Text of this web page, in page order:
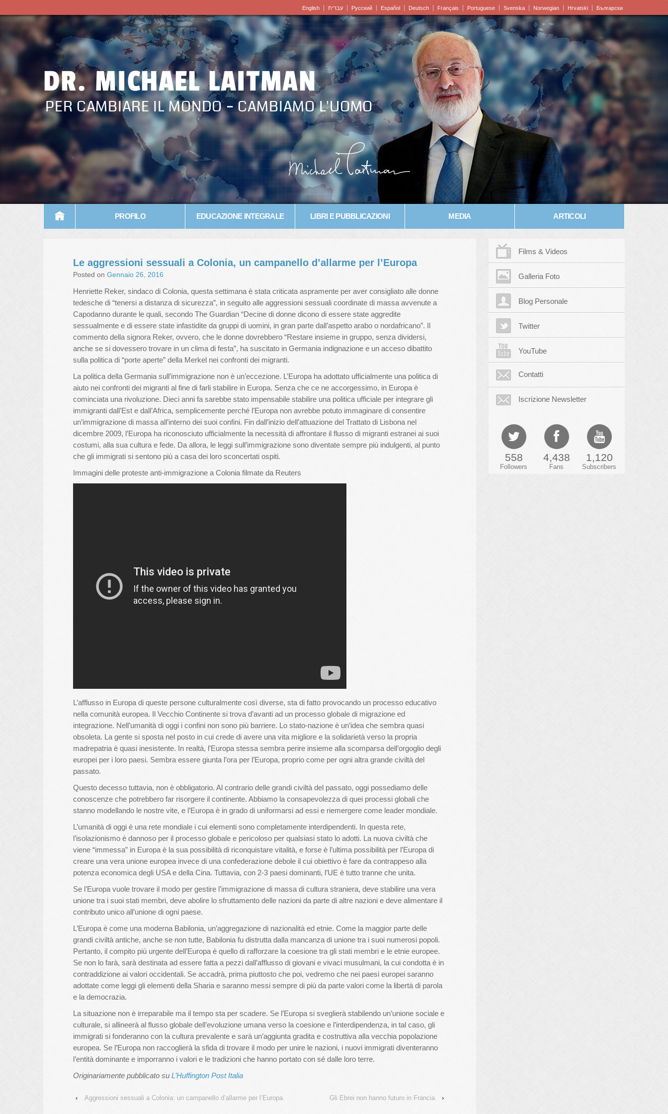
English עברית Pусский Español Deutsch Français Portuguese Svenska Norwegian Hrvatski Български
DR. MICHAEL LAITMAN
PER CAMBIARE IL MONDO – CAMBIAMO L'UOMO
PROFILO EDUCAZIONE INTEGRALE LIBRI E PUBBLICAZIONI MEDIA ARTICOLI
Le aggressioni sessuali a Colonia, un campanello d’allarme per l’Europa
Posted on Gennaio 26, 2016
Henriette Reker, sindaco di Colonia, questa settimana è stata criticata aspramente per aver consigliato alle donne
tedesche di “tenersi a distanza di sicurezza”, in seguito alle aggressioni sessuali coordinate di massa avvenute a
Capodanno durante le quali, secondo The Guardian “Decine di donne dicono di essere state aggredite
sessualmente e di essere state infastidite da gruppi di uomini, in gran parte dall’aspetto arabo o nordafricano”. Il
commento della signora Reker, ovvero, che le donne dovrebbero “Restare insieme in gruppo, senza dividersi,
anche se si dovessero trovare in un clima di festa”, ha suscitato in Germania indignazione e un acceso dibattito
sulla politica di “porte aperte” della Merkel nei confronti dei migranti.
La politica della Germania sull’immigrazione non è un’eccezione. L’Europa ha adottato ufficialmente una politica di
aiuto nei confronti dei migranti al fine di farli stabilire in Europa. Senza che ce ne accorgessimo, in Europa è
cominciata una rivoluzione. Dieci anni fa sarebbe stato impensabile stabilire una politica ufficiale per integrare gli
immigranti dall’Est e dall’Africa, semplicemente perché l’Europa non avrebbe potuto immaginare di consentire
un’immigrazione di massa all’interno dei suoi confini. Fin dall’inizio dell’attuazione del Trattato di Lisbona nel
dicembre 2009, l’Europa ha riconosciuto ufficialmente la necessità di affrontare il flusso di migranti estranei ai suoi
costumi, alla sua cultura e fede. Da allora, le leggi sull’immigrazione sono diventate sempre più indulgenti, al punto
che gli immigrati si sentono più a casa dei loro sconcertati ospiti.
Immagini delle proteste anti-immigrazione a Colonia filmate da Reuters
L’afflusso in Europa di queste persone culturalmente così diverse, sta di fatto provocando un processo educativo
nella comunità europea. Il Vecchio Continente si trova d’avanti ad un processo globale di migrazione ed
integrazione. Nell’umanità di oggi i confini non sono più barriere. Lo stato-nazione è un’idea che sembra quasi
obsoleta. La gente si sposta nel posto in cui crede di avere una vita migliore e la solidarietà verso la propria
madrepatria è quasi inesistente. In realtà, l’Europa stessa sembra perire insieme alla scomparsa dell’orgoglio degli
europei per i loro paesi. Sembra essere giunta l’ora per l’Europa, proprio come per ogni altra grande civiltà del
passato.
Questo decesso tuttavia, non è obbligatorio. Al contrario delle grandi civiltà del passato, oggi possediamo delle
conoscenze che potrebbero far risorgere il continente. Abbiamo la consapevolezza di quei processi globali che
stanno modellando le nostre vite, e l’Europa è in grado di uniformarsi ad essi e riemergere come leader mondiale.
L’umanità di oggi è una rete mondiale i cui elementi sono completamente interdipendenti. In questa rete,
l’isolazionismo è dannoso per il processo globale e pericoloso per qualsiasi stato lo adotti. La nuova civiltà che
viene “immessa” in Europa è la sua possibilità di riconquistare vitalità, e forse è l’ultima possibilità per l’Europa di
creare una vera unione europea invece di una confederazione debole il cui obiettivo è fare da contrappeso alla
potenza economica degli USA e della Cina. Tuttavia, con 2-3 paesi dominanti, l’UE è tutto tranne che unita.
Se l’Europa vuole trovare il modo per gestire l’immigrazione di massa di cultura straniera, deve stabilire una vera
unione tra i suoi stati membri, deve abolire lo sfruttamento delle nazioni da parte di altre nazioni e deve alimentare il
contributo unico all’unione di ogni paese.
L’Europa è come una moderna Babilonia, un’aggregazione di nazionalità ed etnie. Come la maggior parte delle
grandi civiltà antiche, anche se non tutte, Babilonia fu distrutta dalla mancanza di unione tra i suoi numerosi popoli.
Pertanto, il compito più urgente dell’Europa è quello di rafforzare la coesione tra gli stati membri e le etnie europee.
Se non lo farà, sarà destinata ad essere fatta a pezzi dall’afflusso di giovani e vivaci musulmani, la cui condotta è in
contraddizione ai valori occidentali. Se accadrà, prima piuttosto che poi, vedremo che nei paesi europei saranno
adottate come leggi gli elementi della Sharia e saranno messi sempre di più da parte valori come la libertà di parola
e la democrazia.
La situazione non è irreparabile ma il tempo sta per scadere. Se l’Europa si sveglierà stabilendo un’unione sociale e
culturale, si allineerà al flusso globale dell’evoluzione umana verso la coesione e l’interdipendenza, in tal caso, gli
immigrati si fonderanno con la cultura prevalente e sarà un’aggiunta gradita e costruttiva alla vecchia popolazione
europea. Se l’Europa non raccoglierà la sfida di trovare il modo per unire le nazioni, i nuovi immigrati diventeranno
l’entità dominante e imporranno i valori e le tradizioni che hanno portato con sé dalle loro terre.
Originariamente pubblicato su L’Huffington Post Italia
‹ Aggressioni sessuali a Colonia: un campanello d’allarme per l’Europa Gli Ebrei non hanno futuro in Francia ›
Films & Videos
Galleria Foto
Blog Personale
Twitter
YouTube
Contatti
Iscrizione Newsletter
558
Followers
4,438
Fans
1,120
Subscribers